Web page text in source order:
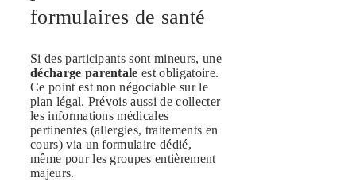
formulaires de santé
Si des participants sont mineurs, une
décharge parentale est obligatoire.
Ce point est non négociable sur le
plan légal. Prévois aussi de collecter
les informations médicales
pertinentes (allergies, traitements en
cours) via un formulaire dédié,
même pour les groupes entièrement
majeurs.